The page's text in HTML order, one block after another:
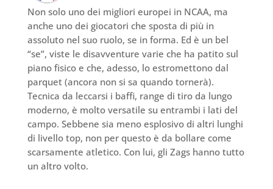
Non solo uno dei migliori europei in NCAA, ma
anche uno dei giocatori che sposta di più in
assoluto nel suo ruolo, se in forma. Ed è un bel
“se”, viste le disavventure varie che ha patito sul
piano fisico e che, adesso, lo estromettono dal
parquet (ancora non si sa quando tornerà).
Tecnica da leccarsi i baffi, range di tiro da lungo
moderno, è molto versatile su entrambi i lati del
campo. Sebbene sia meno esplosivo di altri lunghi
di livello top, non per questo è da bollare come
scarsamente atletico. Con lui, gli Zags hanno tutto
un altro volto.